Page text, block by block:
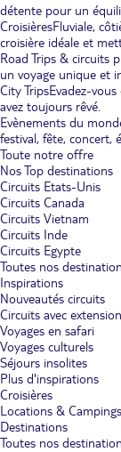
détente pour un
CroisièresFluviale,
croisière idéale et
Road Trips & circuits
un voyage unique et
City TripsEvadez-
avez toujours rêvé.
Evènements du
festival, fête, concert,
Toute notre offre
Nos Top destinations
Circuits Etats-Unis
Circuits Canada
Circuits Vietnam
Circuits Inde
Circuits Egypte
Toutes nos
Inspirations
Nouveautés circuits
Circuits avec extension
Voyages en safari
Voyages culturels
Séjours insolites
Plus d'inspirations
Croisières
Locations & Campings
Destinations
Toutes nos